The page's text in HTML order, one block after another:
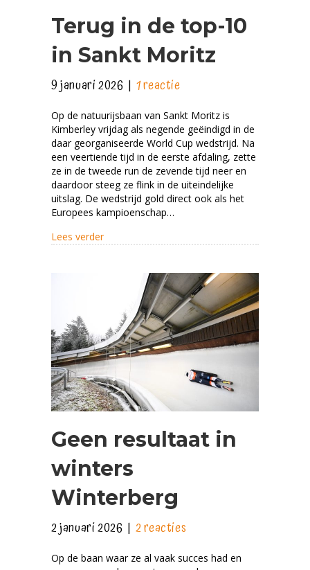
Terug in de top-10
in Sankt Moritz
9 januari 2026 | 1 reactie
Op de natuurijsbaan van Sankt Moritz is
Kimberley vrijdag als negende geëindigd in de
daar georganiseerde World Cup wedstrijd. Na
een veertiende tijd in de eerste afdaling, zette
ze in de tweede run de zevende tijd neer en
daardoor steeg ze flink in de uiteindelijke
uitslag. De wedstrijd gold direct ook als het
Europees kampioenschap…
Lees verderabout Terug in de top-10 in Sankt Moritz
Geen resultaat in
winters
Winterberg
2 januari 2026 | 2 reacties
Op de baan waar ze al vaak succes had en